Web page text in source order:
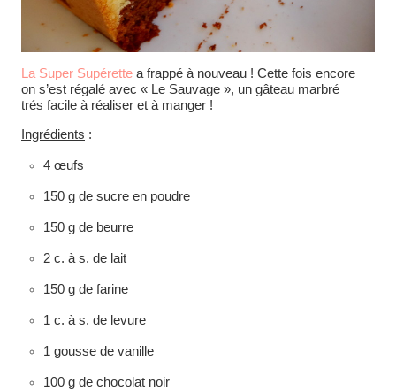
La Super Supérette a frappé à nouveau ! Cette fois encore
on s’est régalé avec « Le Sauvage », un gâteau marbré
trés facile à réaliser et à manger !
Ingrédients :
4 œufs
150 g de sucre en poudre
150 g de beurre
2 c. à s. de lait
150 g de farine
1 c. à s. de levure
1 gousse de vanille
100 g de chocolat noir